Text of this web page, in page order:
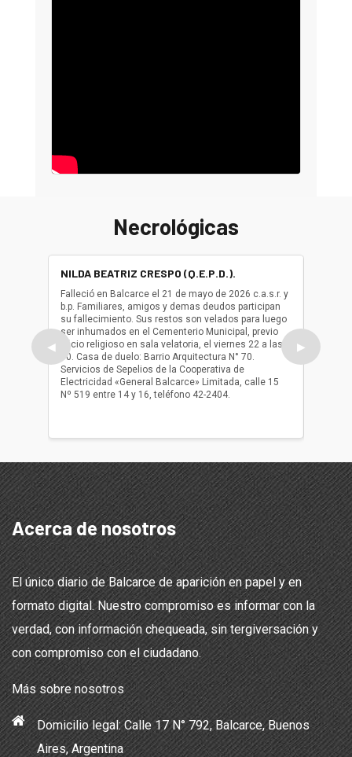
Necrológicas
◀
NILDA BEATRIZ CRESPO (Q.E.P.D.).
Falleció en Balcarce el 21 de mayo de 2026 c.a.s.r. y
b.p. Familiares, amigos y demas deudos participan
su fallecimiento. Sus restos son velados para luego
ser inhumados en el Cementerio Municipal, previo
oficio religioso en sala velatoria, el viernes 22 a las
10. Casa de duelo: Barrio Arquitectura N° 70.
Servicios de Sepelios de la Cooperativa de
Electricidad «General Balcarce» Limitada, calle 15
Nº 519 entre 14 y 16, teléfono 42-2404.
ser
oficio
▶
Acerca de nosotros
El único diario de Balcarce de aparición en papel y en
formato digital. Nuestro compromiso es informar con la
verdad, con información chequeada, sin tergiversación y
con compromiso con el ciudadano.
Más sobre nosotros
Domicilio legal: Calle 17 N° 792, Balcarce, Buenos
Aires, Argentina